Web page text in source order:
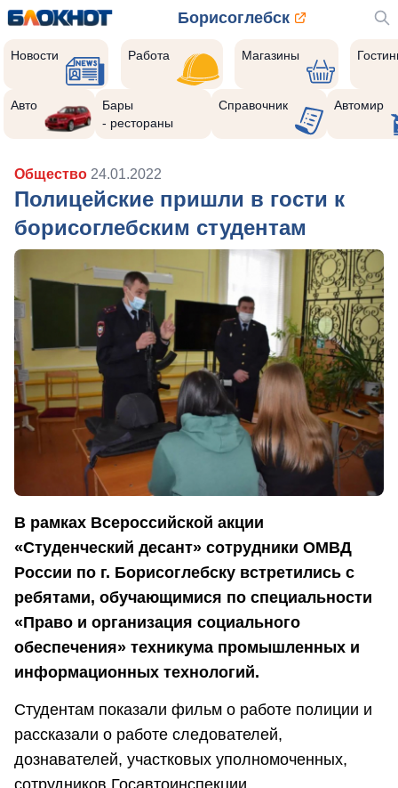
Борисоглебск
Новости Работа Магазины
Авто
Бары
- рестораны
Справочник Автомир
Общество 24.01.2022
Полицейские пришли в гости к
борисоглебским студентам
В рамках Всероссийской акции
«Студенческий десант» сотрудники ОМВД
России по г. Борисоглебску встретились с
ребятами, обучающимися по специальности
«Право и организация социального
обеспечения» техникума промышленных и
информационных технологий.
Студентам показали фильм о работе полиции и
рассказали о работе следователей,
дознавателей, участковых уполномоченных,
сотрудников Госавтоинспекции.